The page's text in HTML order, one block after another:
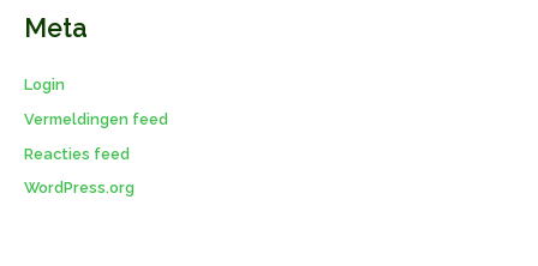
Meta
Login
Vermeldingen feed
Reacties feed
WordPress.org